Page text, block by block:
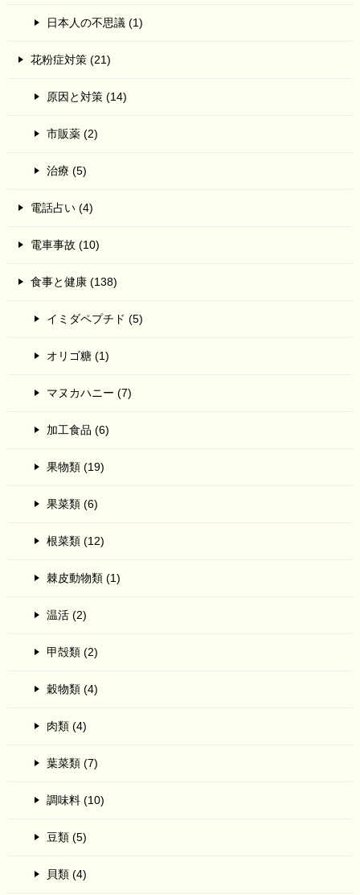
日本人の不思議 (1)
花粉症対策 (21)
原因と対策 (14)
市販薬 (2)
治療 (5)
電話占い (4)
電車事故 (10)
食事と健康 (138)
イミダペプチド (5)
オリゴ糖 (1)
マヌカハニー (7)
加工食品 (6)
果物類 (19)
果菜類 (6)
根菜類 (12)
棘皮動物類 (1)
温活 (2)
甲殻類 (2)
穀物類 (4)
肉類 (4)
葉菜類 (7)
調味料 (10)
豆類 (5)
貝類 (4)